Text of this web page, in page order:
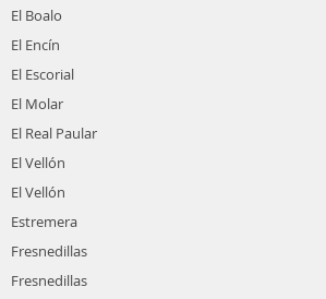
El Boalo
El Encín
El Escorial
El Molar
El Real Paular
El Vellón
El Vellón
Estremera
Fresnedillas
Fresnedillas